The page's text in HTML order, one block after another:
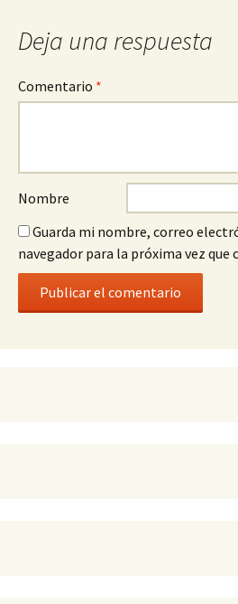
Deja una respuesta
Comentario *
Nombre
Guarda mi nombre, correo
navegador para la próxima vez que